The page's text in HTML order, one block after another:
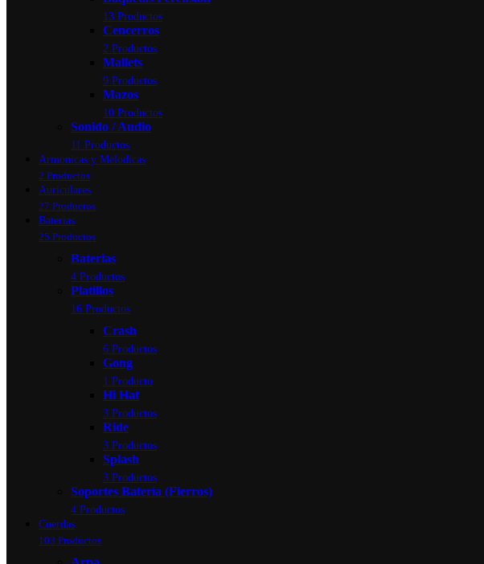
13 Productos
Cencerros
2 Productos
Mallets
9 Productos
Mazos
10 Productos
Sonido / Audio
11 Productos
Armonicas y Melodicas
2 Productos
Auriculares
27 Productos
Baterias
25 Productos
Baterias
4 Productos
Platillos
16 Productos
Crash
6 Productos
Gong
1 Producto
Hi Hat
3 Productos
Ride
3 Productos
Splash
3 Productos
Soportes Batería (Fierros)
4 Productos
Cuerdas
103 Productos